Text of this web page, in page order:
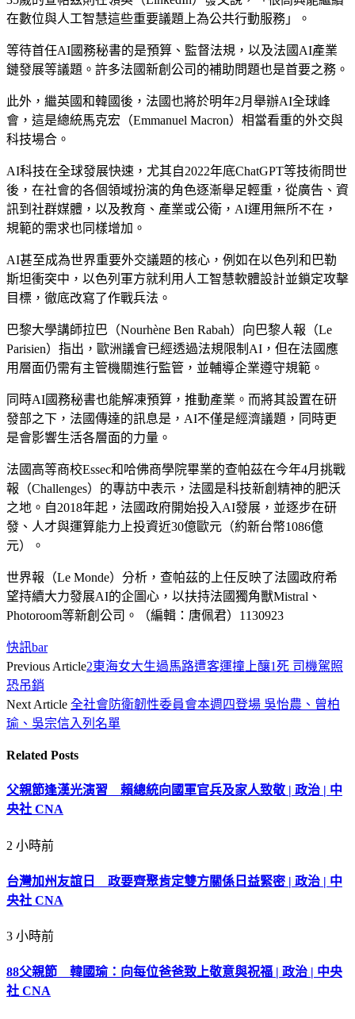
在數位與人工智慧這些重要議題上為公共行動服務」。
等待首任AI國務秘書的是預算、監督法規，以及法國AI產業
鏈發展等議題。許多法國新創公司的補助問題也是首要之務。
此外，繼英國和韓國後，法國也將於明年2月舉辦AI全球峰
會，這是總統馬克宏（Emmanuel Macron）相當看重的外交與
科技場合。
AI科技在全球發展快速，尤其自2022年底ChatGPT等技術問世
後，在社會的各個領域扮演的角色逐漸舉足輕重，從廣告、資
訊到社群媒體，以及教育、產業或公衛，AI運用無所不在，
規範的需求也同樣增加。
AI甚至成為世界重要外交議題的核心，例如在以色列和巴勒
斯坦衝突中，以色列軍方就利用人工智慧軟體設計並鎖定攻擊
目標，徹底改寫了作戰兵法。
巴黎大學講師拉巴（Nourhène Ben Rabah）向巴黎人報（Le
Parisien）指出，歐洲議會已經透過法規限制AI，但在法國應
用層面仍需有主管機關進行監管，並輔導企業遵守規範。
同時AI國務秘書也能解凍預算，推動產業。而將其設置在研
發部之下，法國傳達的訊息是，AI不僅是經濟議題，同時更
是會影響生活各層面的力量。
法國高等商校Essec和哈佛商學院畢業的查帕茲在今年4月挑戰
報（Challenges）的專訪中表示，法國是科技新創精神的肥沃
之地。自2018年起，法國政府開始投入AI發展，並逐步在研
發、人才與運算能力上投資近30億歐元（約新台幣1086億
元）。
世界報（Le Monde）分析，查帕茲的上任反映了法國政府希
望持續大力發展AI的企圖心，以扶持法國獨角獸Mistral、
Photoroom等新創公司。（編輯：唐佩君）1130923
快訊bar
Previous Article2東海女大生過馬路遭客運撞上釀1死 司機駕照
恐吊銷
Next Article 全社會防衛韌性委員會本週四登場 吳怡農、曾柏
瑜、吳宗信入列名單
Related Posts
父親節逢漢光演習 賴總統向國軍官兵及家人致敬 | 政治 | 中
央社 CNA
2 小時前
台灣加州友誼日 政要齊聚肯定雙方關係日益緊密 | 政治 | 中
央社 CNA
3 小時前
88父親節 韓國瑜：向每位爸爸致上敬意與祝福 | 政治 | 中央
社 CNA